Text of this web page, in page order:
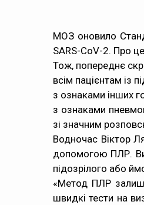
МОЗ оновило
SARS-CoV-2. Про
Тож, попереднє
всім пацієнтам із
з ознаками інших
з ознаками
зі значним
Водночас Віктор
допомогою ПЛР.
підозрілого або
«Метод ПЛР
швидкі тести на